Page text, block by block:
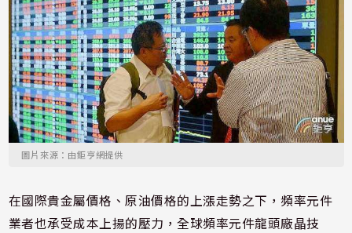
圖片來源：由鉅亨網提供
在國際貴金屬價格、原油價格的上漲走勢之下，頻率元件
業者也承受成本上揚的壓力，全球頻率元件龍頭廠晶技